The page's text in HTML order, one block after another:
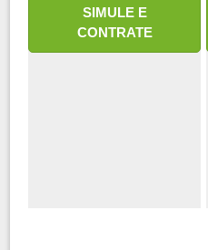
SIMULE E
CONTRATE